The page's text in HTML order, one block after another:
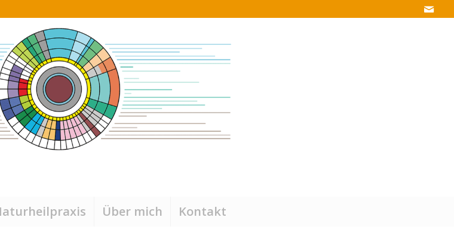
Über mich Kontakt